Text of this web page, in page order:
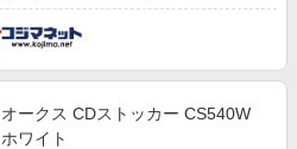
オークス CDストッカー CS540W
ホワイト